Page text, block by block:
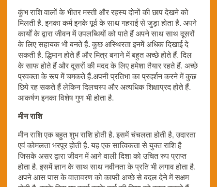
कुंभ राशि वालों के भीतर मस्ती और रहस्य दोनों की छाप देखने को
मिलती है. इनका कर्म इनके पूर्व के साथ गहराई से जुड़ा होता है. अपने
कार्यों के द्वारा जीवन में उपलब्धियों को पाते हैं अपने साथ साथ दूसरों
के लिए सहायक भी बनते हैं. कुछ अस्थिरता इनमें अधिक दिखाई दे
सकती है. द्धिमान होते हैं और मित्र बनाने में बहुत अच्छे होते हैं. दिल
के साफ होते हैं और दूसरों की मदद के लिए हमेशा तैयार रहते हैं. अच्छे
प्रवक्ता के रूप में चमकते हैं.अपनी प्रतिभा का प्रदर्शन करने में कुछ
छिपे रह सकते हैं लेकिन दिलचस्प और अत्यधिक शिक्षाप्रद होते हैं.
आकर्षण इनका विशेष गुण भी होता है.
मीन राशि
मीन राशि एक बहुत शुभ राशि होती है. इसमें चंचलता होती है, उदारता
एवं कोमलता भरपूर होती है. यह एक सात्विकता से युक्त राशि है
जिसके असर द्वारा जीवन में आने वाली दिशा को उचित रुप प्राप्त
होता है. इसमें ज्ञान के साथ साथ नवीनता के प्रति भी लगाव होता है.
अपने आस पास के वातावरण को काफी अच्छे से बदल देने में सक्षम